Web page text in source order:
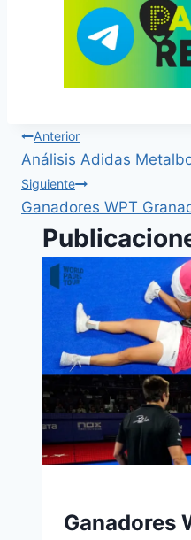
Anterior
Análisis Adidas
Siguiente
Ganadores WPT
Ganadores